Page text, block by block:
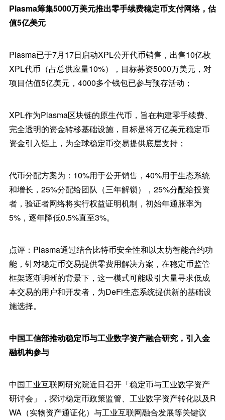
Plasma筹集5000万美元推出零手续费稳定币支付网络，估
值5亿美元
Plasma已于7月17日启动XPL公开代币销售，出售10亿枚
XPL代币（占总供应量10%），目标募资5000万美元，对
项目估值5亿美元，4000多个钱包已参与预存活动；
XPL作为Plasma区块链的原生代币，旨在构建零手续费、
完全透明的资金转移基础设施，目标是将万亿美元稳定币
资金引入链上，为全球稳定币交易提供底层支持；
代币分配方案为：10%用于公开销售，40%用于生态系统
和增长，25%分配给团队（三年解锁），25%分配给投资
者，验证者网络将实行权益证明机制，初始年通胀率为
5%，逐年降低0.5%直至3%。
点评：Plasma通过结合比特币安全性和以太坊智能合约功
能，针对稳定币交易提供零费用解决方案，在稳定币监管
框架逐渐明晰的背景下，这一模式可能吸引大量寻求低成
本交易的用户和开发者，为DeFi生态系统提供新的基础设
施选择。
中国工信部推动稳定币与工业数字资产融合研究，引入金
融机构参与
中国工业互联网研究院近日召开「稳定币与工业数字资产
研讨会」，探讨稳定币政策监管、工业数字资产转化以及R
WA（实物资产通证化）与工业互联网融合发展等关键议